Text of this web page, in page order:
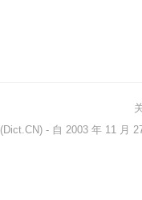
(Dict.CN) - 自 2003 年 11 月